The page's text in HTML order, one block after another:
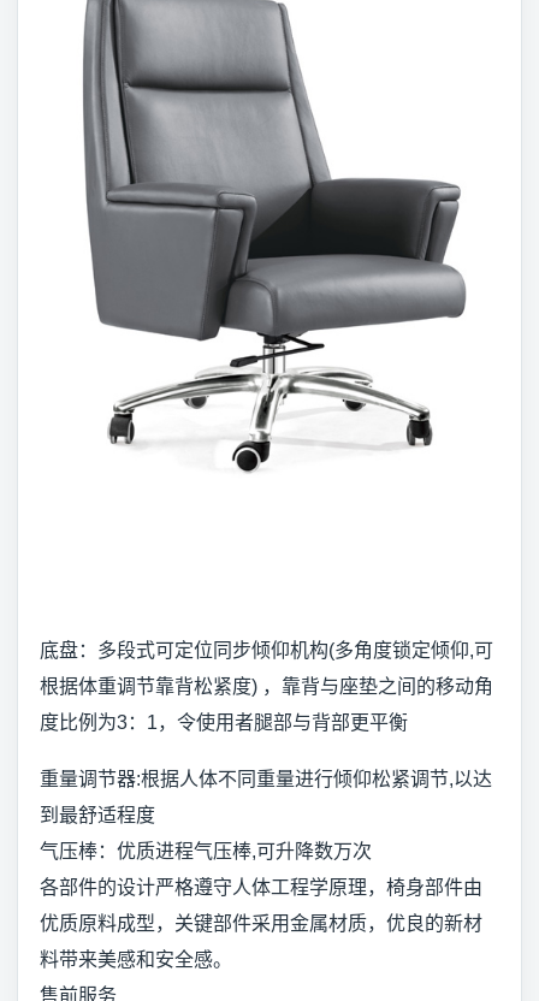
底盘：多段式可定位同步倾仰机构(多角度锁定倾仰,可
根据体重调节靠背松紧度) ，靠背与座垫之间的移动角
度比例为3：1，令使用者腿部与背部更平衡
重量调节器:根据人体不同重量进行倾仰松紧调节,以达
到最舒适程度
气压棒：优质进程气压棒,可升降数万次
各部件的设计严格遵守人体工程学原理，椅身部件由
优质原料成型，关键部件采用金属材质，优良的新材
料带来美感和安全感。
售前服务